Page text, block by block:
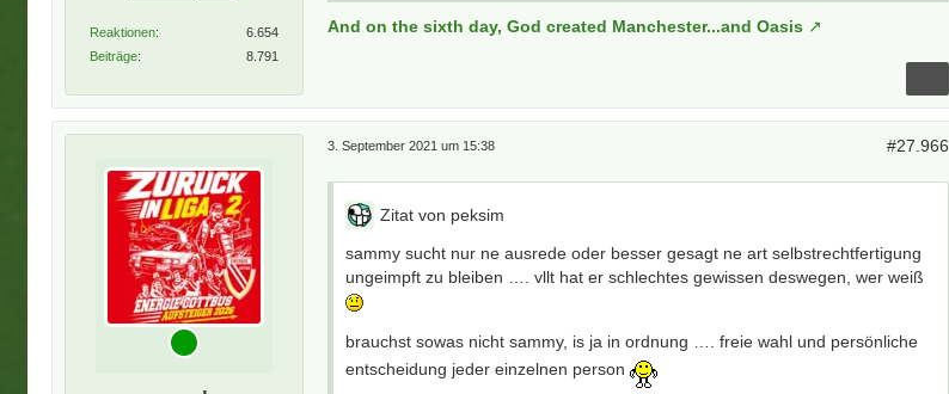
Reaktionen
6.654
Beiträge
8.791
And on the sixth day, God created Manchester...and Oasis
3. September 2021 um 15:38 #27.966
Zitat von peksim
sammy sucht nur ne ausrede oder besser gesagt ne art selbstrechtfertigung
ungeimpft zu bleiben …. vllt hat er schlechtes gewissen deswegen, wer weiß
brauchst sowas nicht sammy, is ja in ordnung …. freie wahl und persönliche
entscheidung jeder einzelnen person